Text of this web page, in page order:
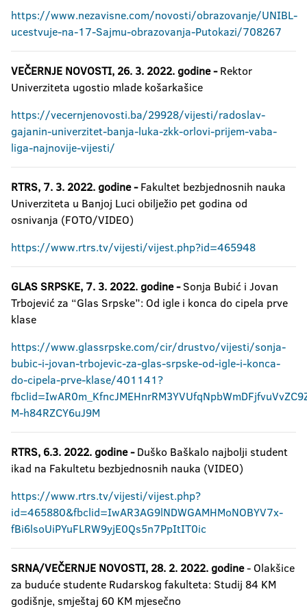
https://www.nezavisne.com/novosti/obrazovanje/UNIBL-
ucestvuje-na-17-Sajmu-obrazovanja-Putokazi/708267
VEČERNJE NOVOSTI, 26. 3. 2022. godine -Rektor
Univerziteta ugostio mlade košarkašice
https://vecernjenovosti.ba/29928/vijesti/radoslav-
gajanin-univerzitet-banja-luka-zkk-orlovi-prijem-vaba-
liga-najnovije-vijesti/
RTRS, 7. 3. 2022. godine -Fakultet bezbjednosnih nauka
Univerziteta u Banjoj Luci obilježio pet godina od
osnivanja (FOTO/VIDEO)
https://www.rtrs.tv/vijesti/vijest.php?id=465948
GLAS SRPSKE, 7. 3. 2022. godine-Sonja Bubić i Jovan
Trbojević za “Glas Srpske”: Od igle i konca do cipela prve
klase
https://www.glassrpske.com/cir/drustvo/vijesti/sonja-
bubic-i-jovan-trbojevic-za-glas-srpske-od-igle-i-konca-
do-cipela-prve-klase/401141?
M-h84RZCY6uJ9M
RTRS, 6.3. 2022. godine -Duško Baškalo najbolji student
ikad na Fakultetu bezbjednosnih nauka (VIDEO)
https://www.rtrs.tv/vijesti/vijest.php?
id=465880&fbclid=IwAR3AG9lNDWGAMHMoNOBYV7x-
fBi6lsoUiPYuFLRW9yjE0Qs5n7PpItIT0ic
SRNA/VEČERNJE NOVOSTI, 28. 2. 2022. godine- Olakšice
za buduće studente Rudarskog fakulteta: Studij 84 KM
godišnje, smještaj 60 KM mjesečno